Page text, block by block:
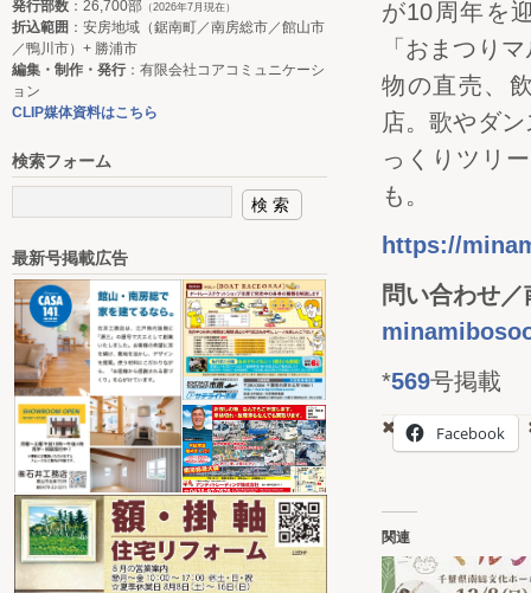
が10周年を
「おまつり
物の直売、
店。歌やダ
っくりツリ
も。
https://
問い合わせ
*569号掲載
Facebook
関連
発行部数 ：26,700部 （2026年7月現在）
折込範囲 ：安房地域（鋸南町／南房総市／館山市
／鴨川市）+ 勝浦市
編集・制作・発行：有限会社コアコミュニケーシ
ョン
CLIP媒体資料はこちら
検索フォーム
最新号掲載広告